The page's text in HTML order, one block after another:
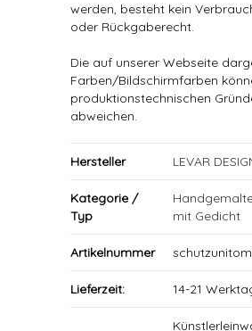
werden, besteht kein
oder Rückgaberecht.
Die auf unserer Webseite
Farben/Bildschirmfarben
produktionstechnischen
abweichen.
Hersteller LEVAR
Kategorie /
Typ
mit Gedicht
Artikelnummer
Lieferzeit: 14-21